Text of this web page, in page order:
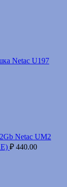
Netac U197
Netac UM2
₽ 440.00